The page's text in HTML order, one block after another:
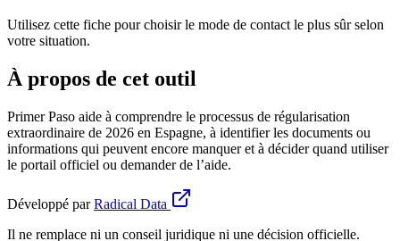
Utilisez cette fiche pour choisir le mode de contact le plus sûr selon
votre situation.
À propos de cet outil
Primer Paso aide à comprendre le processus de régularisation
extraordinaire de 2026 en Espagne, à identifier les documents ou
informations qui peuvent encore manquer et à décider quand utiliser
le portail officiel ou demander de l’aide.
Développé parRadical Data
Il ne remplace ni un conseil juridique ni une décision officielle.